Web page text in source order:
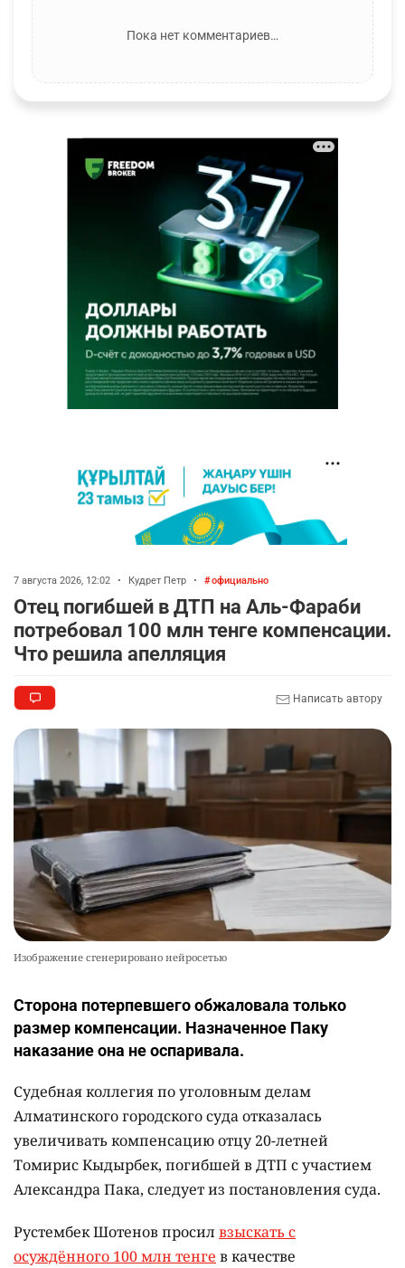
Пока нет комментариев…
7 августа 2026, 12:02 • Кудрет Петр • официально
Отец погибшей в ДТП на Аль-Фараби
потребовал 100 млн тенге компенсации.
Что решила апелляция
Написать автору
Изображение сгенерировано нейросетью
Сторона потерпевшего обжаловала только
размер компенсации. Назначенное Паку
наказание она не оспаривала.
Судебная коллегия по уголовным делам
Алматинского городского суда отказалась
увеличивать компенсацию отцу 20-летней
Томирис Кыдырбек, погибшей в ДТП с участием
Александра Пака, следует из постановления суда.
Рустембек Шотенов просилвзыскать с
осуждённого 100 млн тенге в качестве